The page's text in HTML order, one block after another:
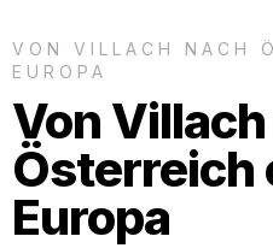
VON VILLACH NACH
EUROPA
Von
Österreich
Europa